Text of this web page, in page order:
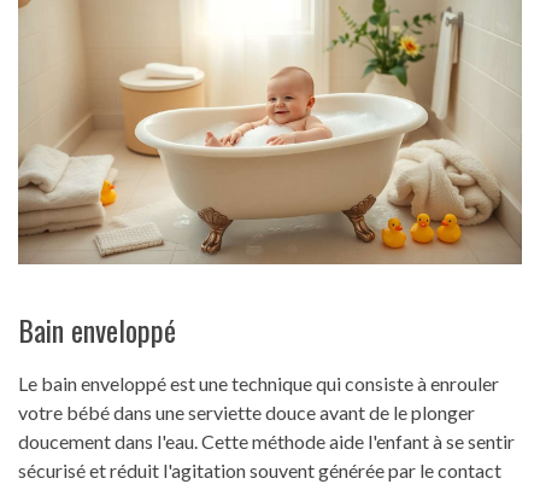
Bain enveloppé
Le bain enveloppé est une technique qui consiste à enrouler
votre bébé dans une serviette douce avant de le plonger
doucement dans l'eau. Cette méthode aide l'enfant à se sentir
sécurisé et réduit l'agitation souvent générée par le contact